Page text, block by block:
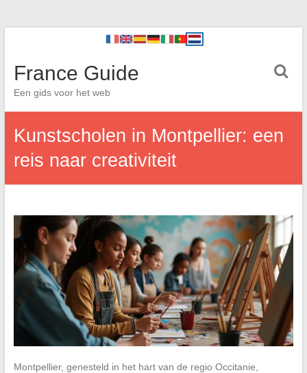
France Guide
Een gids voor het web
Kunstscholen in Montpellier: een
reis naar creativiteit
Montpellier, genesteld in het hart van de regio Occitanie,